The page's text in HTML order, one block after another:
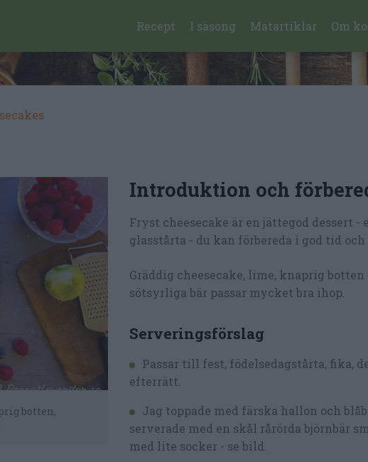
Recept I säsong Matartiklar Om
botten,
Introduktion och
Fryst cheesecake är en jättegod dessert -
glasstårta - du kan förbereda i god tid och
Gräddig cheesecake, lime, knaprig botten
sötsyrliga bär passar mycket bra ihop.
Serveringsförslag
Passar till fest, födelsedagstårta, fika,
efterrätt.
Jag toppade med färska hallon och
serverade med en skål rårörda björnbär
med lite socker - se bild.